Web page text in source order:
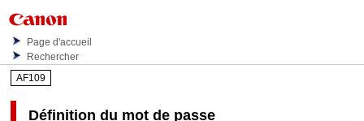
Page d'accueil
Rechercher
AF109
Définition du mot de passe